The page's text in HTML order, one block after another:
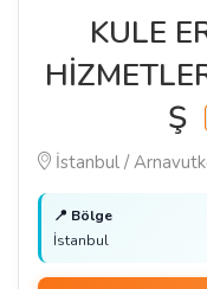
KULE
Ş
İstanbul /
📍 Bölge
İstanbul